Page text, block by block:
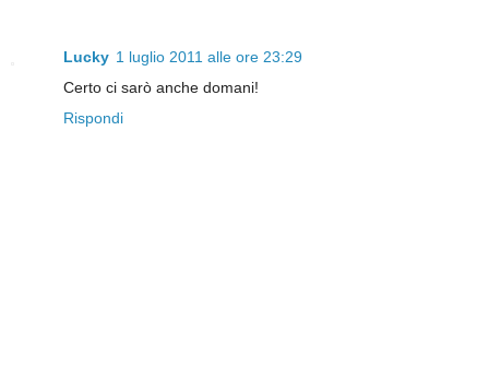
Lucky 1 luglio 2011 alle ore 23:29
Certo ci sarò anche domani!
Rispondi